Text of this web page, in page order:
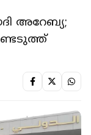
അറേബ്യ;